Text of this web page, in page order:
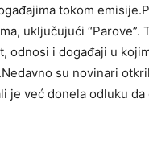
tokom
uključujući
odnosi i događaji u
su novinari
je već donela odluku